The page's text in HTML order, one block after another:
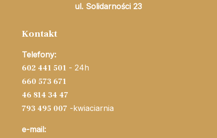
ul. Solidarności 23
Kontakt
Telefony:
602 441 501 - 24h
660 573 671
46 814 34 47
793 495 007 -kwiaciarnia
e-mail: